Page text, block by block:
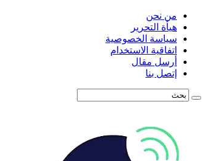
من نحن
هيأة التحرير
سياسة الخصوصية
اتفاقية الاستخدام
أرسل مقال
إتصل بنا